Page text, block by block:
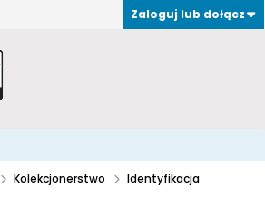
Zaloguj lub dołącz
Kolekcjonerstwo
Identyfikacja